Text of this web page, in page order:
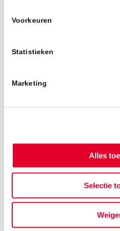
Voorkeuren
Statistieken
Marketing
Alles
Selectie